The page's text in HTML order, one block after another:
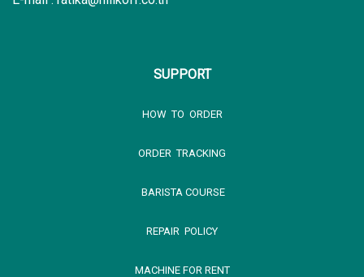
SUPPORT
HOW TO ORDER
ORDER TRACKING
BARISTA COURSE
REPAIR POLICY
MACHINE FOR RENT